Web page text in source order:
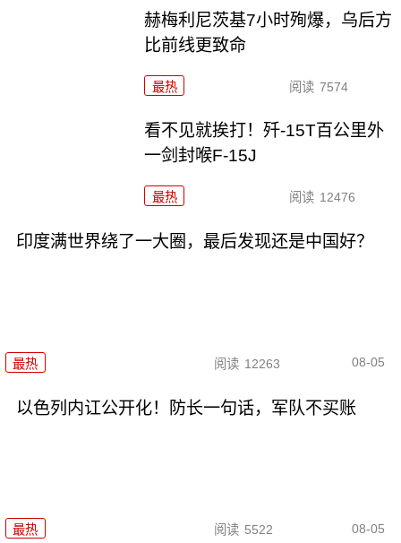
赫梅利尼茨基7小时殉爆，乌后方
比前线更致命
最热 阅读 7574
看不见就挨打！歼-15T百公里外
一剑封喉F-15J
最热 阅读 12476
印度满世界绕了一大圈，最后发现还是中国好？
最热 阅读 12263 08-05
以色列内讧公开化！防长一句话，军队不买账
最热 阅读 5522 08-05